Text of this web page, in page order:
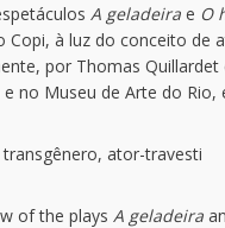
A geladeira e O
Copi, à luz do conceito de
por Thomas
e no Museu de Arte do
transgênero, ator-travesti
of the plays A geladeira